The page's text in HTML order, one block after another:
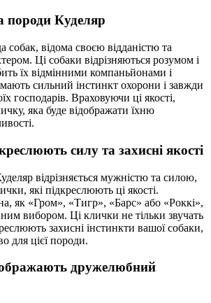
породи Куделяр
відома своєю відданістю та
Ці собаки відрізняються розумом і
їх відмінними компаньйонами і
сильний інстинкт охорони і завжди
господарів. Враховуючи ці якості,
яка буде відображати їхню
силу та захисні якості
відрізняється мужністю та силою,
які підкреслюють ці якості.
як «Гром», «Тигр», «Барс» або «Роккі»,
вибором. Ці клички не тільки звучать
захисні інстинкти вашої собаки,
для цієї породи.
дружелюбний